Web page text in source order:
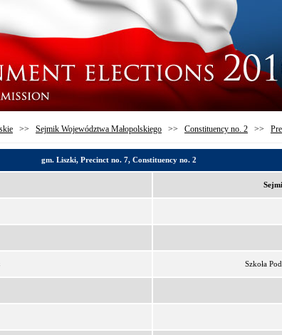
>> Sejmik Województwa Małopolskiego >> Constituency no. 2 >>
gm. Liszki, Precinct no. 7, Constituency no. 2
Szkoła